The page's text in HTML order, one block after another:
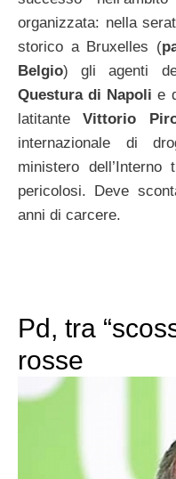
organizzata: nella
storico a Bruxelles (
Belgio) gli agenti
Questura di Napolie
latitanteVittorio
internazionale di
ministero
pericolosi. Deve
anni di carcere.
Pd, tra
rosse